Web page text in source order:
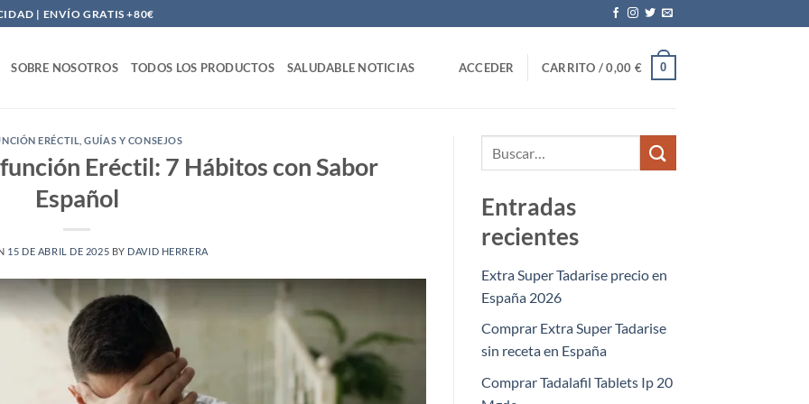
| ENVÍO GRATIS +80€
SOBRE NOSOTROS TODOS LOS PRODUCTOS SALUDABLE NOTICIAS ACCEDER CARRITO /0,00 € 0
ERÉCTIL ,GUÍAS Y CONSEJOS
Eréctil: 7 Hábitos con Sabor
Español
15 DE ABRIL DE 2025 BY DAVID HERRERA
Entradas
recientes
Extra Super Tadarise precio en
España 2026
Comprar Extra Super Tadarise
sin receta en España
Comprar Tadalafil Tablets Ip 20